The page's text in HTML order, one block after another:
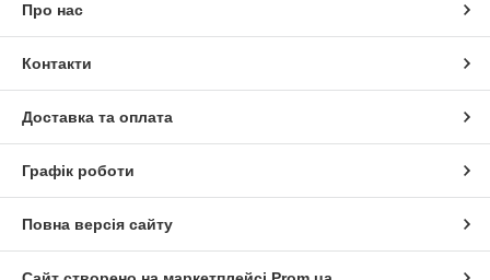
Про нас
Контакти
Доставка та оплата
Графік роботи
Повна версія сайту